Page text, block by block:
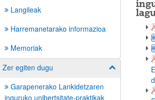
Langileak
Harremanetarako informazioa
Memoriak
Zer egiten dugu
Erakutsi/
Garapenerako Lankidetzaren
inguruko unibertsitate-praktikak